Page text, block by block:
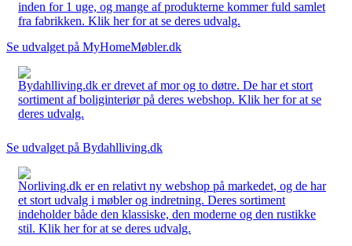
inden for 1 uge, og mange af produkterne kommer fuld samlet
fra fabrikken. Klik her for at se deres udvalg.
Se udvalget på MyHomeMøbler.dk
Bydahlliving.dk er drevet af mor og to døtre. De har et stort
sortiment af boliginteriør på deres webshop. Klik her for at se
deres udvalg.
Se udvalget på Bydahlliving.dk
Norliving.dk er en relativt ny webshop på markedet, og de har
et stort udvalg i møbler og indretning. Deres sortiment
indeholder både den klassiske, den moderne og den rustikke
stil. Klik her for at se deres udvalg.